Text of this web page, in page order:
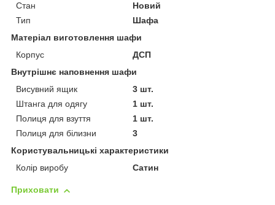
Стан
Новий
Тип
Шафа
Матеріал виготовлення шафи
Корпус
ДСП
Внутрішнє наповнення шафи
Висувний ящик
3 шт.
Штанга для одягу
1 шт.
Полиця для взуття
1 шт.
Полиця для білизни
3
Користувальницькі характеристики
Колір виробу
Сатин
Приховати